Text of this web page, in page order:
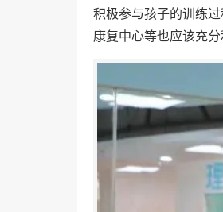
积极参与孩子的训练
康复中心等也应该充